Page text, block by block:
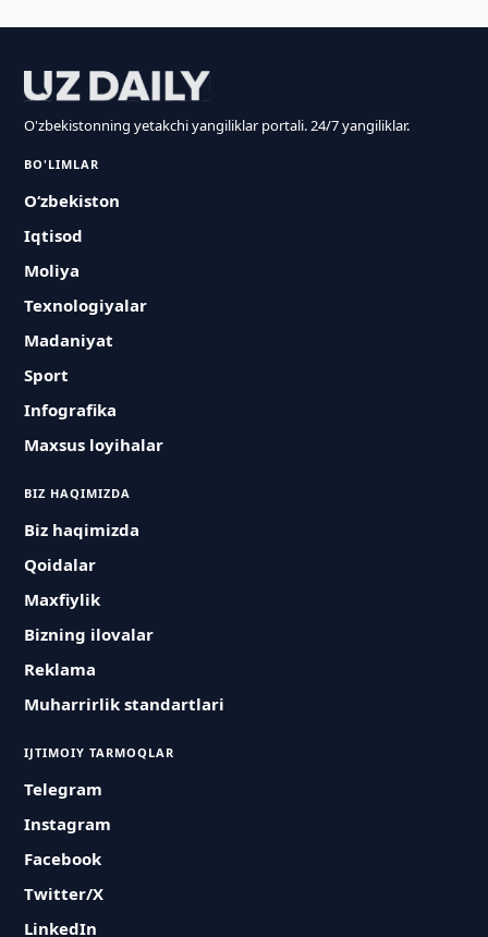
O'zbekistonning yetakchi yangiliklar portali. 24/7 yangiliklar.
BO'LIMLAR
O‘zbekiston
Iqtisod
Moliya
Texnologiyalar
Madaniyat
Sport
Infografika
Maxsus loyihalar
BIZ HAQIMIZDA
Biz haqimizda
Qoidalar
Maxfiylik
Bizning ilovalar
Reklama
Muharrirlik standartlari
IJTIMOIY TARMOQLAR
Telegram
Instagram
Facebook
Twitter/X
LinkedIn